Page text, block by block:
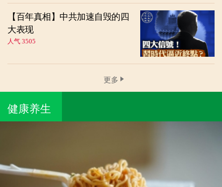
【百年真相】中共加速自毁的四
大表现
人气 3505
更多
健康养生